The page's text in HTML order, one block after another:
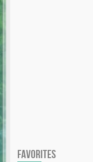
FAVORITES